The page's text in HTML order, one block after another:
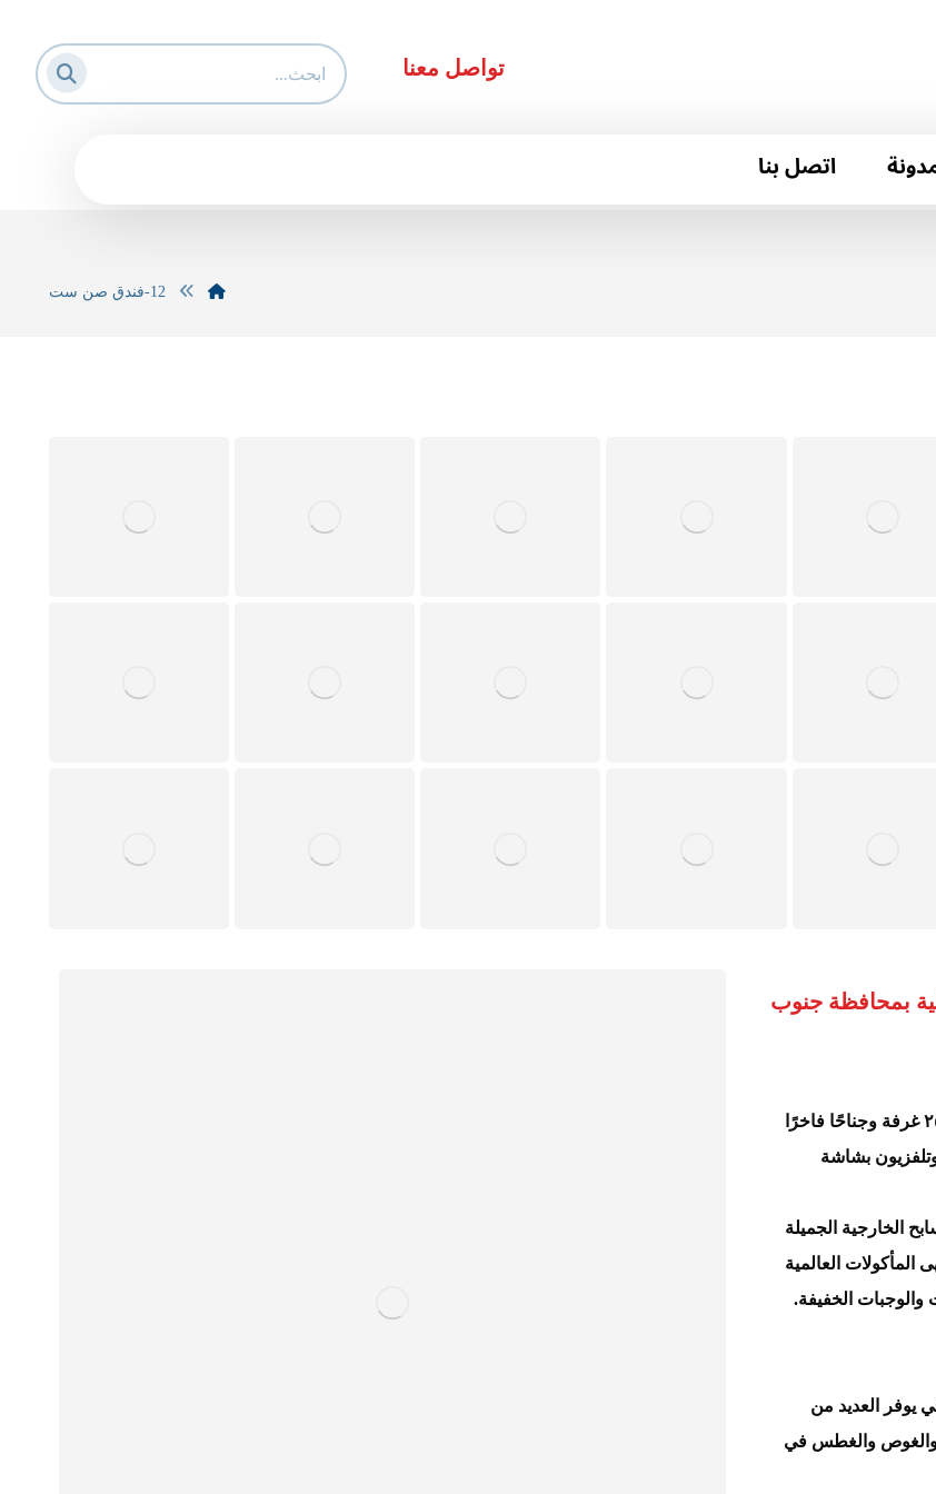
تواصل معنا
اتصل بنا
12-فندق صن ست
بمحافظة جنوب
. يضم الفندق ٢٥٠ غرفة وجناحًا فاخرًا
بشاشة
الخارجية الجميلة
العالمية
والوجبات الخفيفة.
يوفر العديد من
والغوص والغطس في